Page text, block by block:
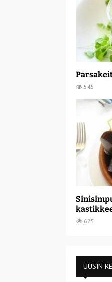
545
625
UUSIN